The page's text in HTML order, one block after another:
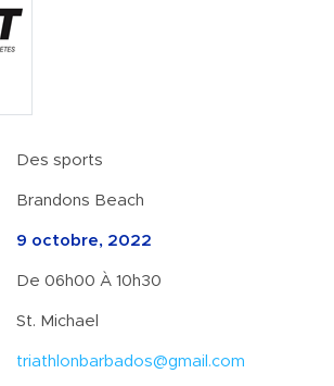
Des sports
Brandons Beach
9 octobre, 2022
De 06h00 À 10h30
St. Michael
triathlonbarbados@gmail.com